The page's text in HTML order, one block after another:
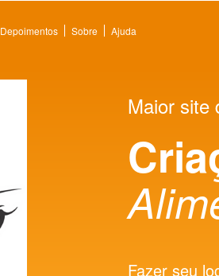
Depoimentos Sobre Ajuda
Maior site
Fazer seu